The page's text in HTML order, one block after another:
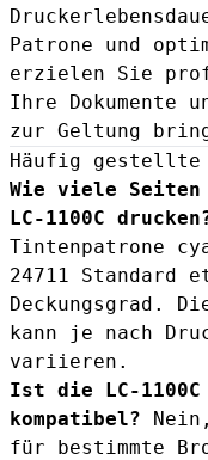
Patrone und
erzielen Sie
Ihre Dokumente
zur Geltung
Häufig gestellte
Wie viele
LC-1100C
Tintenpatrone
24711 Standard
Deckungsgrad.
kann je nach
variieren.
Ist die LC-
kompatibel?
für bestimmte